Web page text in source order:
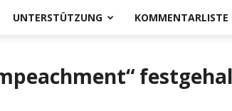
UNTERSTÜTZUNG KOMMENTARLISTE